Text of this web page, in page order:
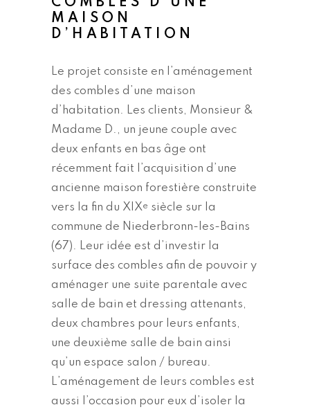
COMBLES D’UNE
MAISON
D’HABITATION
Le projet consiste en l’aménagement
des combles d’une maison
d’habitation. Les clients, Monsieur &
Madame D., un jeune couple avec
deux enfants en bas âge ont
récemment fait l’acquisition d’une
ancienne maison forestière construite
vers la fin du XIXe siècle sur la
commune de Niederbronn-les-Bains
(67). Leur idée est d’investir la
surface des combles afin de pouvoir y
aménager une suite parentale avec
salle de bain et dressing attenants,
deux chambres pour leurs enfants,
une deuxième salle de bain ainsi
qu’un espace salon / bureau.
L’aménagement de leurs combles est
aussi l’occasion pour eux d’isoler la